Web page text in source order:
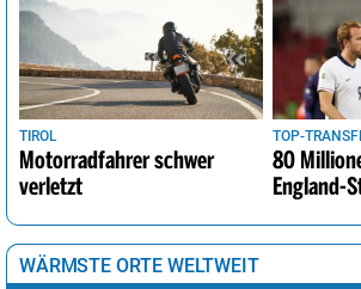
TIROL
Motorradfahrer schwer
verletzt
TOP-
80
England-
WÄRMSTE ORTE WELTWEIT